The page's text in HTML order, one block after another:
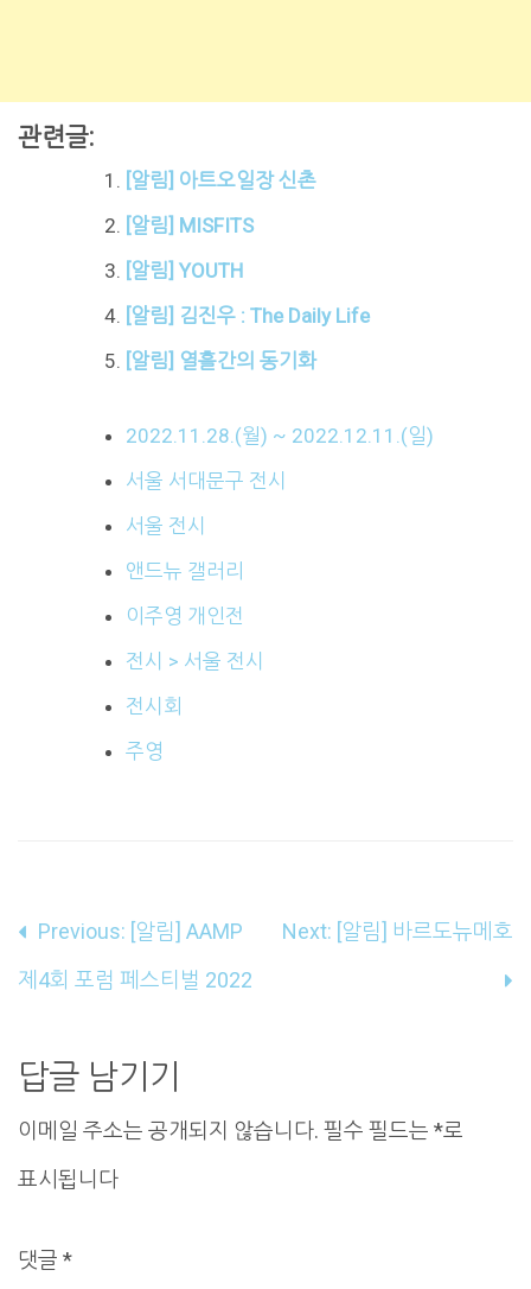
관련글:
[알림] 아트오일장 신촌
[알림] MISFITS
[알림] YOUTH
[알림] 김진우 : The Daily Life
[알림] 열흘간의 동기화
2022.11.28.(월) ~ 2022.12.11.(일)
서울 서대문구 전시
서울 전시
앤드뉴 갤러리
이주영 개인전
전시 > 서울 전시
전시회
주영
글
내
게
이
션
Previous: [알림] AAMP
제4회 포럼 페스티벌 2022
Next: [알림] 바르도뉴메호
답글 남기기
이메일 주소는 공개되지 않습니다. 필수 필드는 *로
표시됩니다
댓글 *